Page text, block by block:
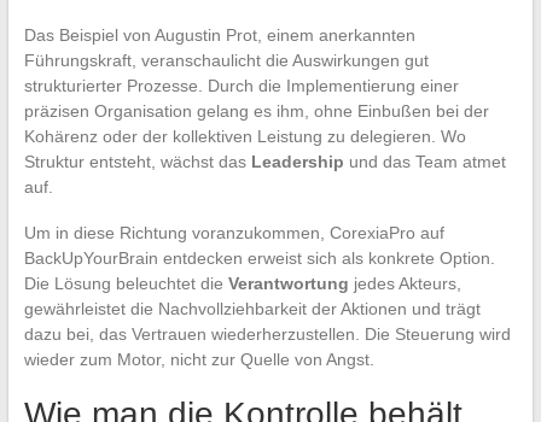
Das Beispiel von Augustin Prot, einem anerkannten
Führungskraft, veranschaulicht die Auswirkungen gut
strukturierter Prozesse. Durch die Implementierung einer
präzisen Organisation gelang es ihm, ohne Einbußen bei der
Kohärenz oder der kollektiven Leistung zu delegieren. Wo
Struktur entsteht, wächst das Leadership und das Team atmet
auf.
Um in diese Richtung voranzukommen, CorexiaPro auf
BackUpYourBrain entdecken erweist sich als konkrete Option.
Die Lösung beleuchtet die Verantwortung jedes Akteurs,
gewährleistet die Nachvollziehbarkeit der Aktionen und trägt
dazu bei, das Vertrauen wiederherzustellen. Die Steuerung wird
wieder zum Motor, nicht zur Quelle von Angst.
Wie man die Kontrolle behält,